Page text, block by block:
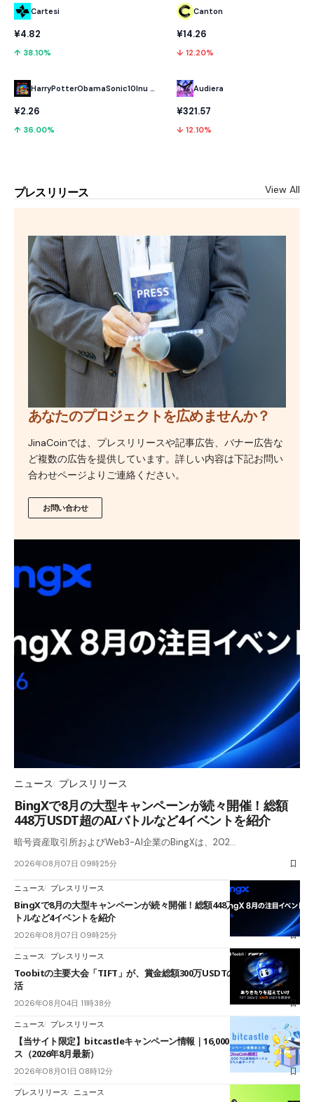
Cartesi
¥4.82
↑ 38.10%
HarryPotterObamaSonic10Inu (ETH)
¥2.26
↑ 36.00%
Canton
¥14.26
↓ 12.20%
Audiera
¥321.57
↓ 12.10%
プレスリリース View All
あなたのプロジェクトを広めませんか？
JinaCoinでは、プレスリリースや記事広告、バナー広告な
ど複数の広告を提供しています。詳しい内容は下記お問い
合わせページよりご連絡ください。
お問い合わせ
ニュース プレスリリース
BingXで8月の大型キャンペーンが続々開催！総額
448万USDT超のAIバトルなど4イベントを紹介
暗号資産取引所およびWeb3-AI企業のBingXは、202…
2026年08月07日 09時25分
ニュース プレスリリース
BingXで8月の大型キャンペーンが続々開催！総額448万USDT超のAIバ
トルなど4イベントを紹介
2026年08月07日 09時25分
ニュース プレスリリース
Toobitの主要大会「TIFT」が、賞金総額300万USDTのレースとして復
活
2026年08月04日 11時38分
ニュース プレスリリース
【当サイト限定】bitcastleキャンペーン情報｜16,000円口座開設ボーナ
ス（2026年8月最新）
2026年08月01日 08時12分
プレスリリース ニュース